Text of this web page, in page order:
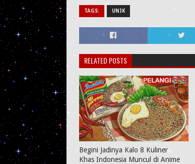
TAGS: UNIK
RELATED POSTS
Begini Jadinya Kalo 8 Kuliner
Khas Indonesia Muncul di Anime